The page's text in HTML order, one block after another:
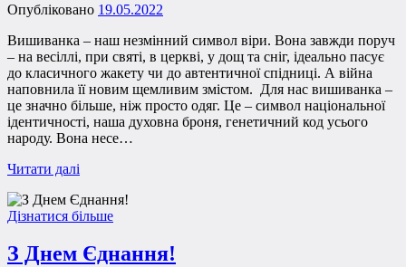
Опубліковано 19.05.2022
Вишиванка – наш незмінний символ віри. Вона завжди поруч
– на весіллі, при святі, в церкві, у дощ та сніг, ідеально пасує
до класичного жакету чи до автентичної спідниці. А війна
наповнила її новим щемливим змістом. Для нас вишиванка –
це значно більше, ніж просто одяг. Це – символ національної
ідентичності, наша духовна броня, генетичний код усього
народу. Вона несе…
Читати далі
Дізнатися більше
З Днем Єднання!